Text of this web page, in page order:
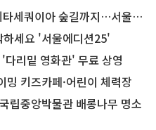
아 숲길까지…서울둘레길 15코스
하세요 '서울에디션25'
리밑 영화관' 무료 상영
키즈카페·어린이 체력장
립중앙박물관 배롱나무 명소